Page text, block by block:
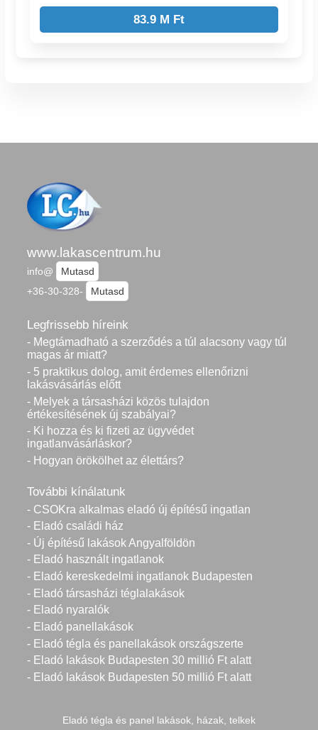
83.9 M Ft
www.lakascentrum.hu
info@
Mutasd
+36-30-328-
Mutasd
Legfrissebb híreink
- Megtámadható a szerződés a túl alacsony vagy túl
magas ár miatt?
- 5 praktikus dolog, amit érdemes ellenőrizni
lakásvásárlás előtt
- Melyek a társasházi közös tulajdon
értékesítésének új szabályai?
- Ki hozza és ki fizeti az ügyvédet
ingatlanvásárláskor?
- Hogyan örökölhet az élettárs?
További kínálatunk
- CSOKra alkalmas eladó új építésű ingatlan
- Eladó családi ház
- Új építésű lakások Angyalföldön
- Eladó használt ingatlanok
- Eladó kereskedelmi ingatlanok Budapesten
- Eladó társasházi téglalakások
- Eladó nyaralók
- Eladó panellakások
- Eladó tégla és panellakások országszerte
- Eladó lakások Budapesten 30 millió Ft alatt
- Eladó lakások Budapesten 50 millió Ft alatt
Eladó tégla és panel lakások, házak, telkek